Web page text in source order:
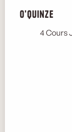
O'Quinze
4 Cours